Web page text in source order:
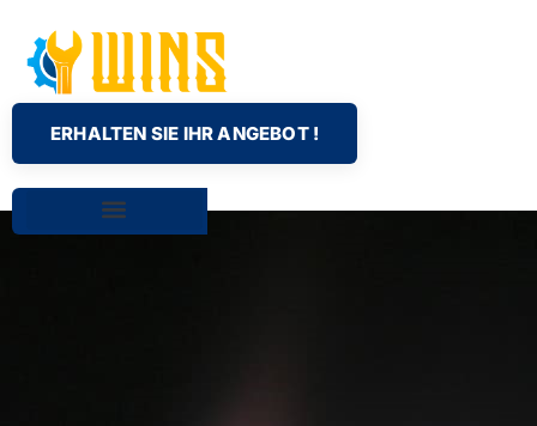
ERHALTEN SIE IHR ANGEBOT !